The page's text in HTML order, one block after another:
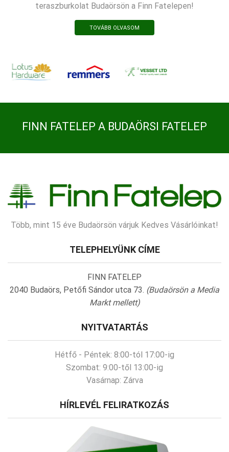
teraszburkolat Budaörsön a Finn Fatelepen!
TOVÁBB OLVASOM
FINN FATELEP A BUDAÖRSI FATELEP
Több, mint 15 éve Budaörsön várjuk Kedves Vásárlóinkat!
TELEPHELYÜNK CÍME
FINN FATELEP
2040 Budaörs, Petőfi Sándor utca 73. (Budaörsön a Media
Markt mellett)
NYITVATARTÁS
Hétfő - Péntek: 8:00-tól 17:00-ig
Szombat: 9:00-től 13:00-ig
Vasárnap: Zárva
HÍRLEVÉL FELIRATKOZÁS